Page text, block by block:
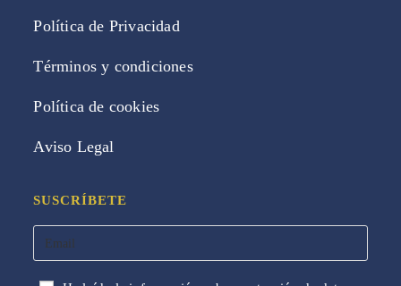
Política de Privacidad
Términos y condiciones
Política de cookies
Aviso Legal
SUSCRÍBETE